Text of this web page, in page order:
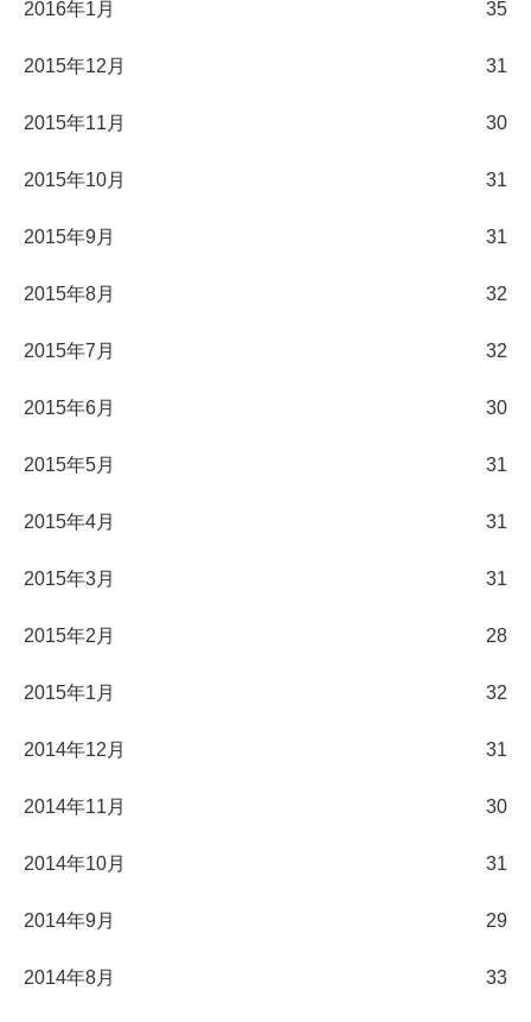
2016年1月 35
2015年12月 31
2015年11月 30
2015年10月 31
2015年9月 31
2015年8月 32
2015年7月 32
2015年6月 30
2015年5月 31
2015年4月 31
2015年3月 31
2015年2月 28
2015年1月 32
2014年12月 31
2014年11月 30
2014年10月 31
2014年9月 29
2014年8月 33